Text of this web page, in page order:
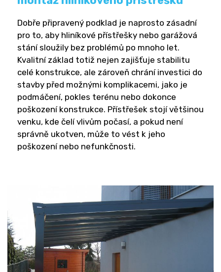
Dobře připravený podklad je naprosto zásadní
pro to, aby hliníkové přístřešky nebo garážová
stání sloužily bez problémů po mnoho let.
Kvalitní základ totiž nejen zajišťuje stabilitu
celé konstrukce, ale zároveň chrání investici do
stavby před možnými komplikacemi, jako je
podmáčení, pokles terénu nebo dokonce
poškození konstrukce. Přístřešek stojí většinou
venku, kde čelí vlivům počasí, a pokud není
správně ukotven, může to vést k jeho
poškození nebo nefunkčnosti.